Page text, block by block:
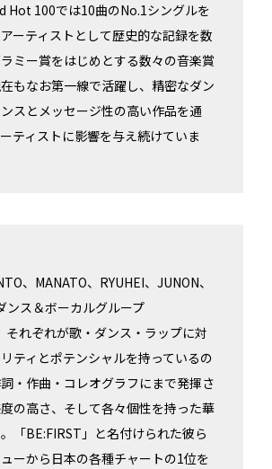
Hot 100では10曲のNo.1シングルを
ーティストとして歴史的な記録を数
ミー賞をはじめとする数々の音楽賞
もなお第一線で活躍し、精密なダン
スとメッセージ性の高い作品を通
ティストに影響を与え続けていま
、MANATO、RYUHEI、JUNON、
ンス＆ボーカルグループ
それぞれが歌・ダンス・ラップに対
ティとポテンシャルを持っているの
・作曲・コレオグラフにまで発揮さ
の高さ、そして各々個性を持った華
「BE:FIRST」と名付けられた彼ら
ーから日本の各種チャートの1位を